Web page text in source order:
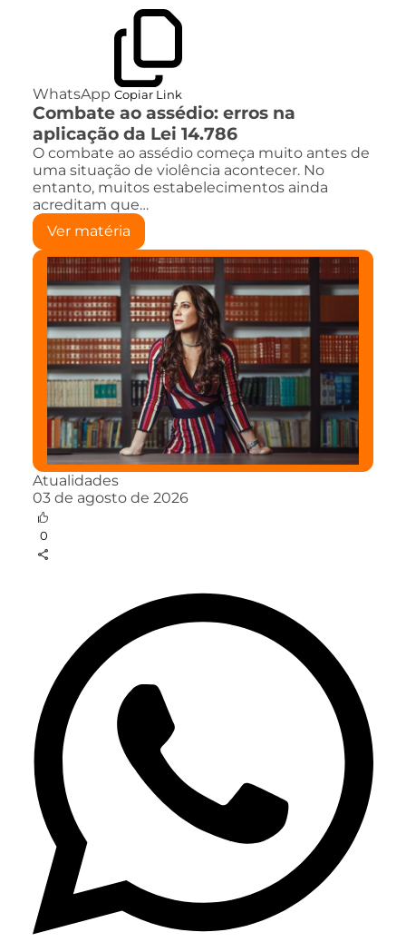
WhatsApp Copiar Link
Combate ao assédio: erros na
aplicação da Lei 14.786
O combate ao assédio começa muito antes de
uma situação de violência acontecer. No
entanto, muitos estabelecimentos ainda
acreditam que…
Ver matéria
Atualidades
03 de agosto de 2026
0